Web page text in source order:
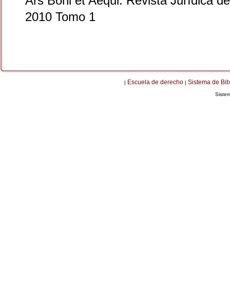
2010 Tomo 1
| Escuela de derecho | Sistema de